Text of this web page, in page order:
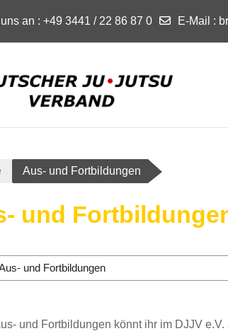
an : +49 3441 / 22 86 87 0 E-Mail :
Aus- und Fortbildungen
und
und Fortbildungen könnt ihr im DJJV